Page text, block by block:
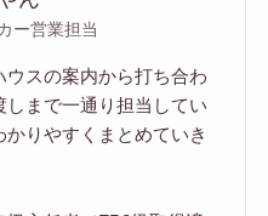
ー営業担当
スの案内から打ち合わ
まで一通り担当してい
りやすくまとめていき